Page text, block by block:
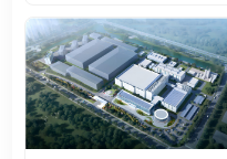
富-智能电器制造项目总投资
约26.1亿元，总计容建筑面积
约62.4万平方米，分为A、B
两区开发建设，为充分发挥富
山工业园现有产业集群及政策